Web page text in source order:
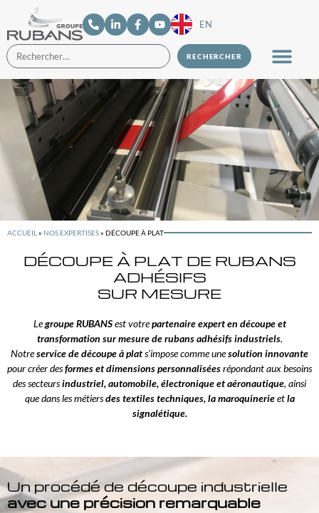
EN
ACCUEIL » NOS EXPERTISES» DÉCOUPE À PLAT
DÉCOUPE À PLAT DE RUBANS
ADHÉSIFS
SUR MESURE
Legroupe RUBANSest votrepartenaire expert en découpe et
transformation sur mesure de rubans adhésifs industriels.
Notreservice de découpe à plats’impose comme unesolution innovante
pour créer desformes et dimensions personnaliséesrépondant aux besoins
des secteursindustriel, automobile, électronique et aéronautique, ainsi
que dans les métiersdes textiles techniques, la maroquinerieetla
signalétique.
Un procédé de découpe industrielle
avec une précision remarquable